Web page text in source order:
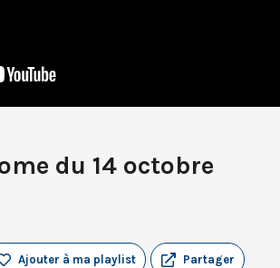
du 14 octobre
Partager
Ajouter à ma playlist